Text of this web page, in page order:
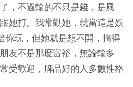
，不過輸的不只是錢，是風
她打。我常勸她，就當這是娛
你玩，但她就是想不開，搞得
友不是那麼富裕，無論輸多
受歡迎，牌品好的人多數性格